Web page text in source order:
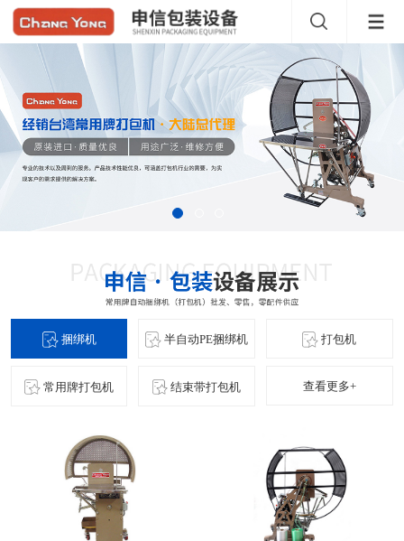
捆绑机 半自动PE捆绑机 打包机
常用牌打包机 结束带打包机 查看更多+